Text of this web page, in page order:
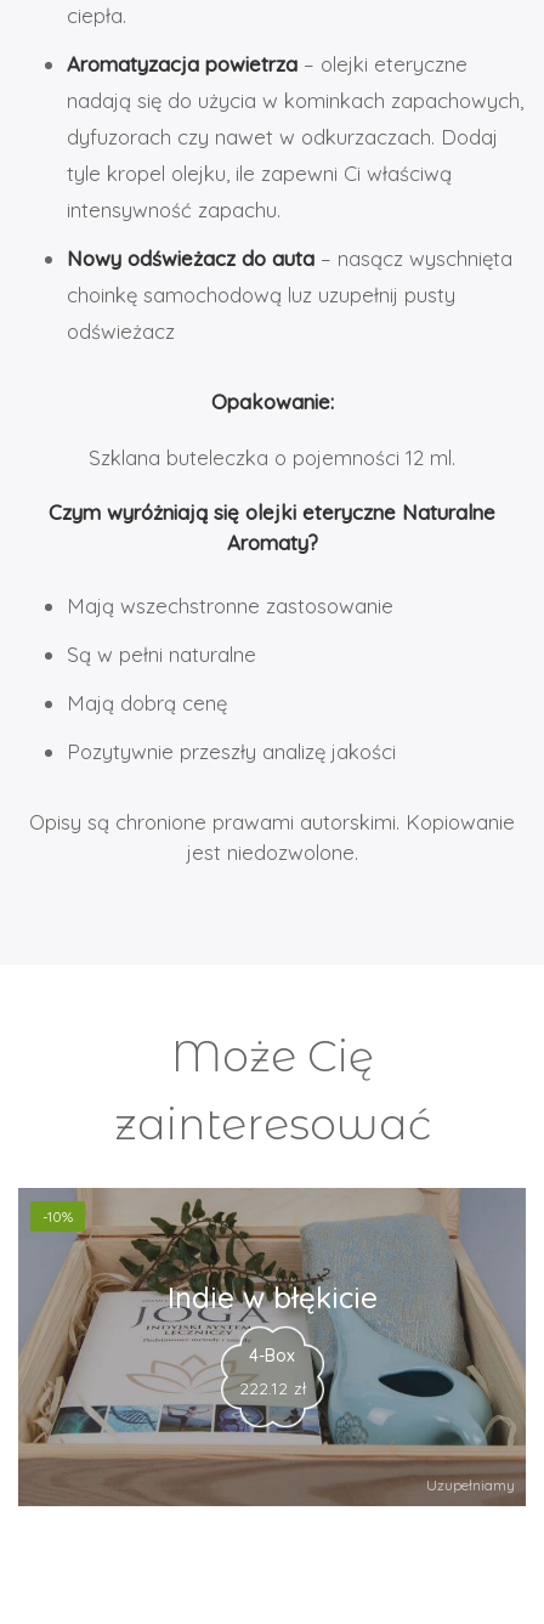
ciepła.
Aromatyzacja powietrza – olejki eteryczne
nadają się do użycia w kominkach zapachowych,
dyfuzorach czy nawet w odkurzaczach. Dodaj
tyle kropel olejku, ile zapewni Ci właściwą
intensywność zapachu.
Nowy odświeżacz do auta – nasącz wyschnięta
choinkę samochodową luz uzupełnij pusty
odświeżacz
Opakowanie:
Szklana buteleczka o pojemności 12 ml.
Czym wyróżniają się olejki eteryczne Naturalne
Aromaty?
Mają wszechstronne zastosowanie
Są w pełni naturalne
Mają dobrą cenę
Pozytywnie przeszły analizę jakości
Opisy są chronione prawami autorskimi. Kopiowanie
jest niedozwolone.
Może Cię
zainteresować
-10%
Uzupełniamy
Indie w błękicie
4-Box
222.12 zł